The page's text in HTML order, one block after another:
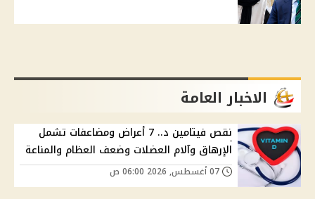
الاخبار العامة
نقص فيتامين د.. 7 أعراض ومضاعفات تشمل
الإرهاق وآلام العضلات وضعف العظام والمناعة